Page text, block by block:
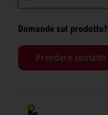
Domande sul prodotto?
Prendere contatto